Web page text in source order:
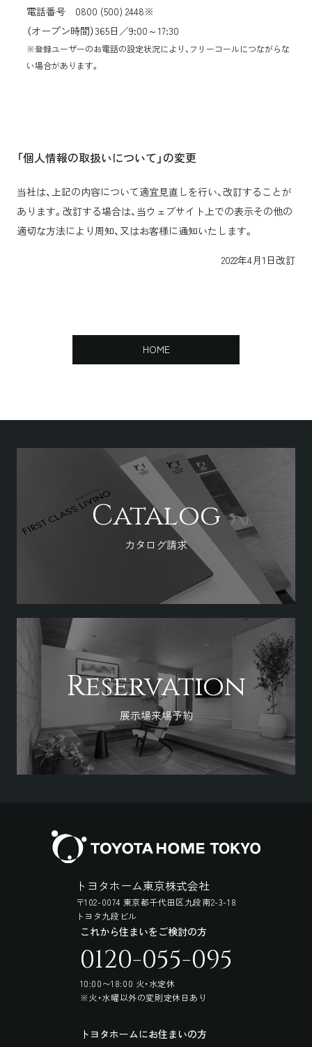
電話番号 0800 (500) 2448※
（オープン時間）365日／9:00～17:30
※登録ユーザーのお電話の設定状況により、フリーコールにつながらな
い場合があります。
「個人情報の取扱いについて」の変更
当社は、上記の内容について適宜見直しを行い、改訂することが
あります。改訂する場合は、当ウェブサイト上での表示その他の
適切な方法により周知、又はお客様に通知いたします。
2022年4月1日改訂
HOME
Catalog
カタログ請求
Reservation
展示場来場予約
トヨタホーム東京株式会社
〒102-0074 東京都千代田区九段南2-3-18
トヨタ九段ビル
これから住まいをご検討の方
0120-055-095
10:00〜18:00 火・水定休
※火・水曜以外の変則定休日あり
トヨタホームにお住まいの方